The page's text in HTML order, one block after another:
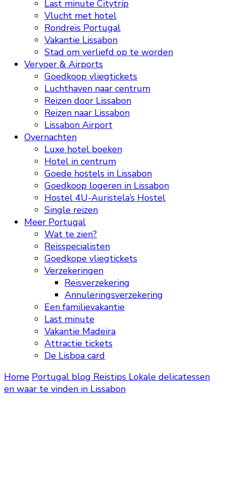
Last minute Citytrip
Vlucht met hotel
Rondreis Portugal
Vakantie Lissabon
Stad om verliefd op te worden
Vervoer & Airports
Goedkoop vliegtickets
Luchthaven naar centrum
Reizen door Lissabon
Reizen naar Lissabon
Lissabon Airport
Overnachten
Luxe hotel boeken
Hotel in centrum
Goede hostels in Lissabon
Goedkoop logeren in Lissabon
Hostel 4U-Auristela’s Hostel
Single reizen
Meer Portugal
Wat te zien?
Reisspecialisten
Goedkope vliegtickets
Verzekeringen
Reisverzekering
Annuleringsverzekering
Een familievakantie
Last minute
Vakantie Madeira
Attractie tickets
De Lisboa card
Home Portugal blog Reistips Lokale delicatessen
en waar te vinden in Lissabon